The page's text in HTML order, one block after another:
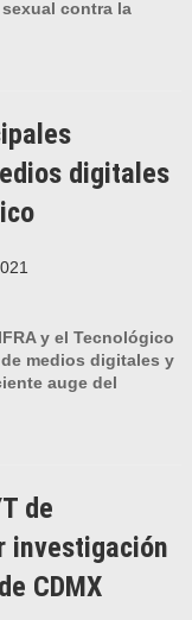
contra la
digitales
y el Tecnológico
medios digitales y
auge del
de
investigación
CDMX